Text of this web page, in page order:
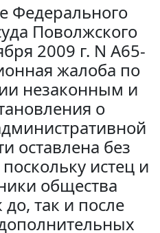
Федерального
Поволжского
2009 г. N А65-
жалоба по
незаконным и
о
оставлена без
истец и
общества
так и после